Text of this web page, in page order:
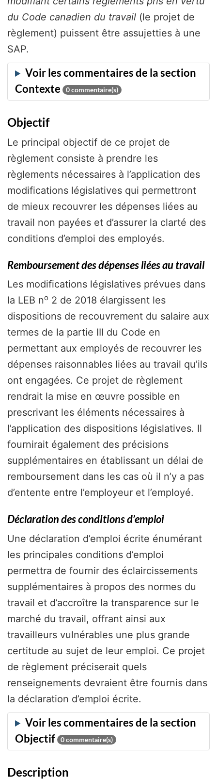
du Code canadien du travail (le projet de
règlement) puissent être assujetties à une
SAP.
0commentaire(s)
Objectif
Le principal objectif de ce projet de
règlement consiste à prendre les
règlements nécessaires à l’application des
modifications législatives qui permettront
de mieux recouvrer les dépenses liées au
travail non payées et d’assurer la clarté des
conditions d’emploi des employés.
Remboursement des dépenses liées au travail
Les modifications législatives prévues dans
la LEB no 2 de 2018 élargissent les
dispositions de recouvrement du salaire aux
termes de la partie III du Code en
permettant aux employés de recouvrer les
dépenses raisonnables liées au travail qu’ils
ont engagées. Ce projet de règlement
rendrait la mise en œuvre possible en
prescrivant les éléments nécessaires à
l’application des dispositions législatives. Il
fournirait également des précisions
supplémentaires en établissant un délai de
remboursement dans les cas où il n’y a pas
d’entente entre l’employeur et l’employé.
Déclaration des conditions d’emploi
Une déclaration d’emploi écrite énumérant
les principales conditions d’emploi
permettra de fournir des éclaircissements
supplémentaires à propos des normes du
travail et d’accroître la transparence sur le
marché du travail, offrant ainsi aux
travailleurs vulnérables une plus grande
certitude au sujet de leur emploi. Ce projet
de règlement préciserait quels
renseignements devraient être fournis dans
la déclaration d’emploi écrite.
0commentaire(s)
Description